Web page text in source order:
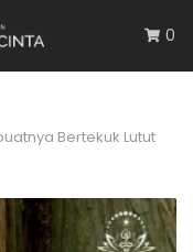
0
Bertekuk Lutut